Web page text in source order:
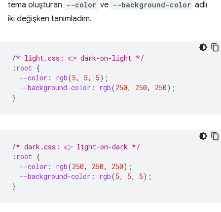
tema oluşturan -⁠-⁠color ve -⁠-⁠background-color adlı
iki değişken tanımladım.
/* light.css: 👉 dark-on-light */
: root {
--color : rgb(5, 5, 5);
--background-color : rgb(250, 250, 250);
}
/* dark.css: 👉 light-on-dark */
: root {
--color : rgb(250, 250, 250);
--background-color : rgb(5, 5, 5);
}